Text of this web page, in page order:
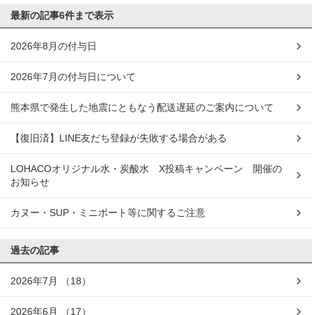
最新の記事6件まで表示
2026年8月の付与日
2026年7月の付与日について
熊本県で発生した地震にともなう配送遅延のご案内について
【復旧済】LINE友だち登録が失敗する場合がある
LOHACOオリジナル水・炭酸水 X投稿キャンペーン 開催の
お知らせ
カヌー・SUP・ミニボート等に関するご注意
過去の記事
2026年7月 （18）
2026年6月 （17）